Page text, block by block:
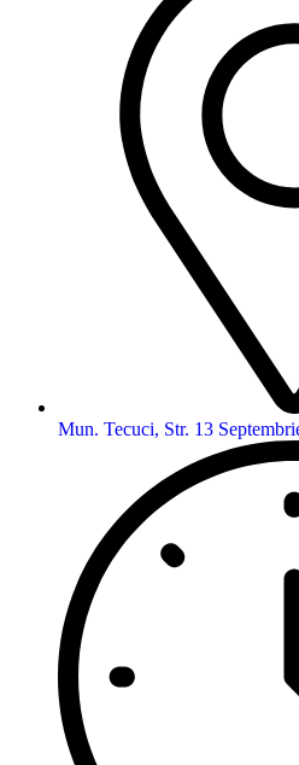
Mun. Tecuci, Str. 13